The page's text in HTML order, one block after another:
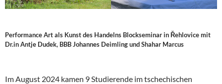
Performance Art als Kunst des Handelns Blockseminar in Řehlovice mit
Dr.in Antje Dudek, BBB Johannes Deimling und Shahar Marcus
Im August 2024 kamen 9 Studierende im tschechischen